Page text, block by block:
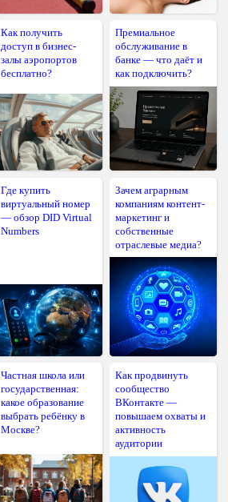
Как получить
доступ в бизнес-
залы аэропортов
бесплатно?
Премиальное
обслуживание в
банке — что даёт и
как подключить?
Где купить
виртуальный номер
— обзор DID Virtual
Numbers
Зачем аграрным
компаниям контент-
маркетинг и
собственные
отраслевые медиа?
Частная школа или
государственная:
какое образование
выбрать ребёнку в
Москве?
Как продвинуть
сообщество
ВКонтакте —
повышаем охваты и
активность
аудитории